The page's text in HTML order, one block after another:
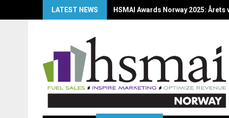
LATEST NEWS HSMAI Awards Norway 2025: Årets